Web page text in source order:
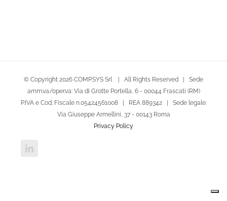
© Copyright 2026 COMP.SYS Srl | All Rights Reserved | Sede
amm.va/oper.va: Via di Grotte Portella, 6 - 00044 Frascati (RM)
P.IVA e Cod. Fiscale n.05424561008 | REA 889342 | Sede legale:
Via Giuseppe Armellini, 37 - 00143 Roma
Privacy Policy
LinkedIn